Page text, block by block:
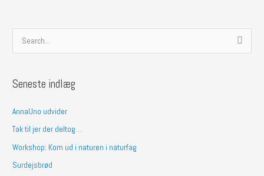
e
f
:
Seneste indlæg
AnnaUno udvider
Tak til jer der deltog…
Workshop: Kom ud i naturen i naturfag
Surdejsbrød